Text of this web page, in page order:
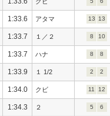
1:33.6 アタマ 13 13
1:33.7 １／２ 8 10
1:33.7 ハナ 8 8
1:33.9 １ 1/2 2 2
1:34.0 クビ 11 12
1:34.3 ２ 5 6